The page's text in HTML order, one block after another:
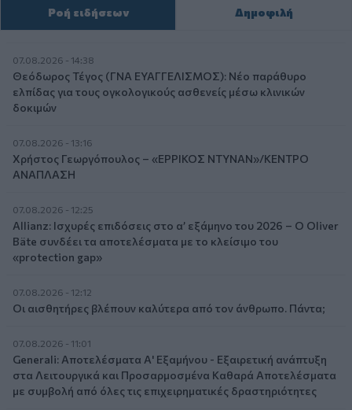
Ροή ειδήσεων Δημοφιλή
07.08.2026 - 14:38
Θεόδωρος Τέγος (ΓΝΑ ΕΥΑΓΓΕΛΙΣΜΟΣ): Νέο παράθυρο
ελπίδας για τους ογκολογικούς ασθενείς μέσω κλινικών
δοκιμών
07.08.2026 - 13:16
Χρήστος Γεωργόπουλος – «ΕΡΡΙΚΟΣ ΝΤΥΝΑΝ»/ΚΕΝΤΡΟ
ΑΝΑΠΛΑΣΗ
07.08.2026 - 12:25
Allianz: Ισχυρές επιδόσεις στο α’ εξάμηνο του 2026 – Ο Oliver
Bäte συνδέει τα αποτελέσματα με το κλείσιμο του
«protection gap»
07.08.2026 - 12:12
Οι αισθητήρες βλέπουν καλύτερα από τον άνθρωπο. Πάντα;
07.08.2026 - 11:01
Generali: Αποτελέσματα Α' Εξαμήνου - Εξαιρετική ανάπτυξη
στα Λειτουργικά και Προσαρμοσμένα Καθαρά Αποτελέσματα
με συμβολή από όλες τις επιχειρηματικές δραστηριότητες